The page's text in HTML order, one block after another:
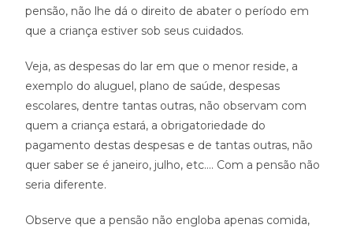
pensão, não lhe dá o direito de abater o período em
que a criança estiver sob seus cuidados.
Veja, as despesas do lar em que o menor reside, a
exemplo do aluguel, plano de saúde, despesas
escolares, dentre tantas outras, não observam com
quem a criança estará, a obrigatoriedade do
pagamento destas despesas e de tantas outras, não
quer saber se é janeiro, julho, etc…. Com a pensão não
seria diferente.
Observe que a pensão não engloba apenas comida,